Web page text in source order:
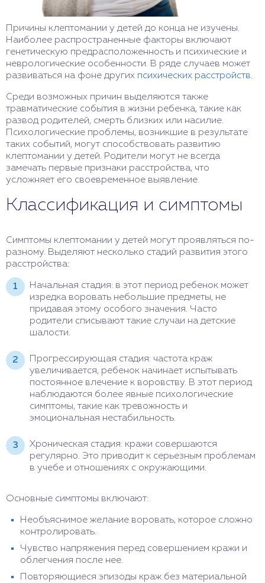
Причины клептомании у детей до конца не изучены.
Наиболее распространенные факторы включают
генетическую предрасположенность и психические и
неврологические особенности. В ряде случаев может
развиваться на фоне других психических расстройств.
Среди возможных причин выделяются также
травматические события в жизни ребенка, такие как
развод родителей, смерть близких или насилие.
Психологические проблемы, возникшие в результате
таких событий, могут способствовать развитию
клептомании у детей. Родители могут не всегда
замечать первые признаки расстройства, что
усложняет его своевременное выявление.
Классификация и симптомы
Симптомы клептомании у детей могут проявляться по-
разному. Выделяют несколько стадий развития этого
расстройства:
Начальная стадия: в этот период ребенок может
изредка воровать небольшие предметы, не
придавая этому особого значения. Часто
родители списывают такие случаи на детские
шалости.
Прогрессирующая стадия: частота краж
увеличивается, ребенок начинает испытывать
постоянное влечение к воровству. В этот период
наблюдаются более явные психологические
симптомы, такие как тревожность и
эмоциональная нестабильность.
Хроническая стадия: кражи совершаются
регулярно. Это приводит к серьезным проблемам
в учебе и отношениях с окружающими.
Основные симптомы включают:
Необъяснимое желание воровать, которое сложно
контролировать.
Чувство напряжения перед совершением кражи и
облегчения после нее.
Повторяющиеся эпизоды краж без материальной